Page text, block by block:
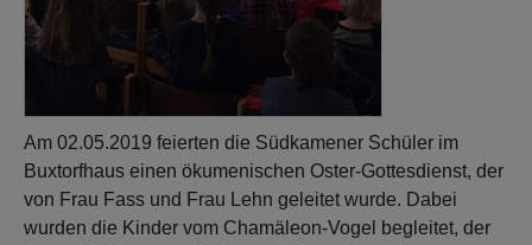
Am 02.05.2019 feierten die Südkamener Schüler im
Buxtorfhaus einen ökumenischen Oster-Gottesdienst, der
von Frau Fass und Frau Lehn geleitet wurde. Dabei
wurden die Kinder vom Chamäleon-Vogel begleitet, der